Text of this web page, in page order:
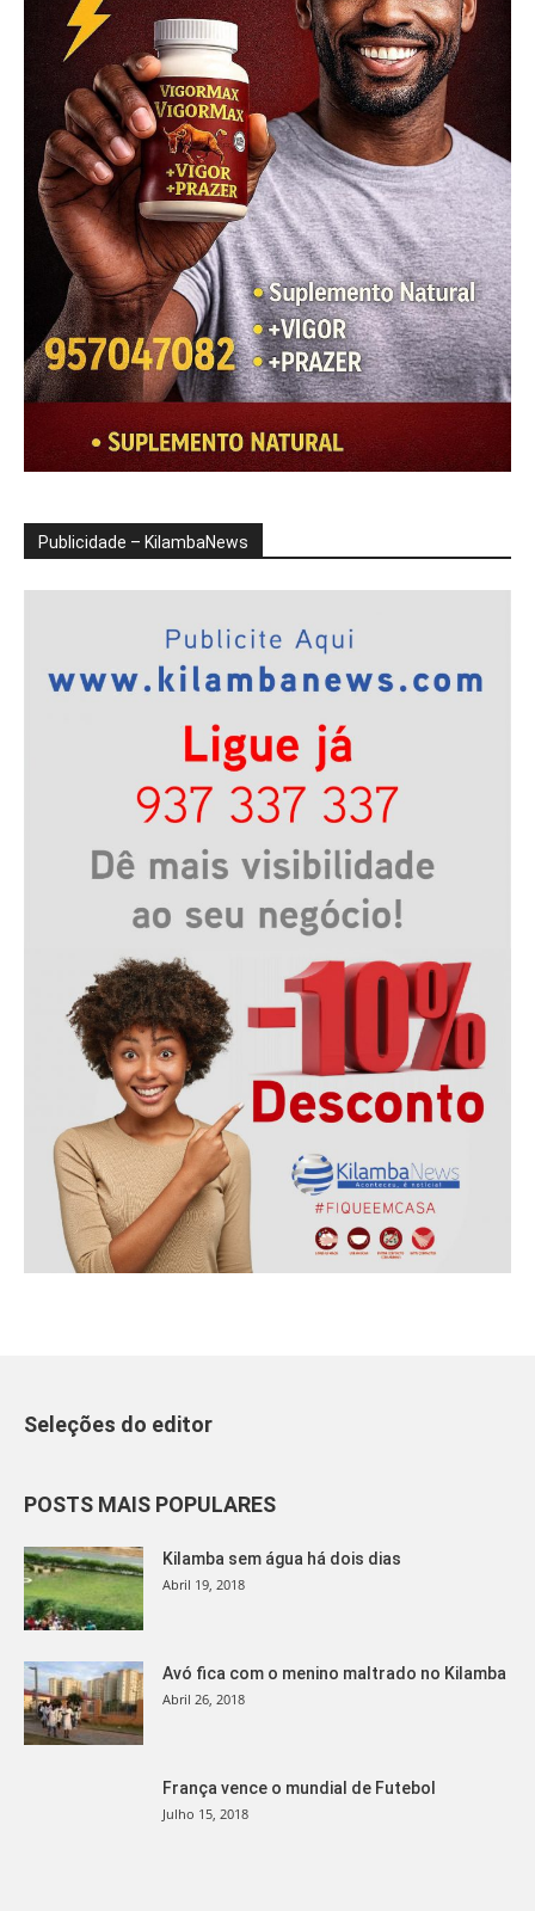
Publicidade – KilambaNews
Seleções do editor
POSTS MAIS POPULARES
Kilamba sem água há dois dias
Abril 19, 2018
Avó fica com o menino maltrado no Kilamba
Abril 26, 2018
França vence o mundial de Futebol
Julho 15, 2018